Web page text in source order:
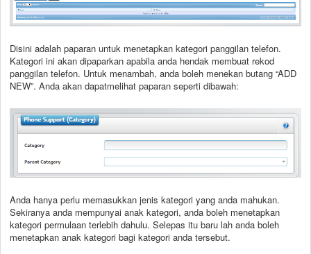
Disini adalah paparan untuk menetapkan kategori panggilan telefon.
Kategori ini akan dipaparkan apabila anda hendak membuat rekod
panggilan telefon. Untuk menambah, anda boleh menekan butang “ADD
NEW”. Anda akan dapatmelihat paparan seperti dibawah:
Anda hanya perlu memasukkan jenis kategori yang anda mahukan.
Sekiranya anda mempunyai anak kategori, anda boleh menetapkan
kategori permulaan terlebih dahulu. Selepas itu baru lah anda boleh
menetapkan anak kategori bagi kategori anda tersebut.